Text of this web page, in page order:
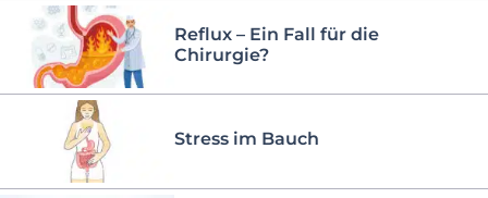
Reflux – Ein Fall für die
Chirurgie?
Stress im Bauch